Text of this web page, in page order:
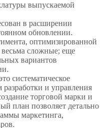
выпускаемой
в расширении
обновлении.
оптимизированной
сложные; еще
вариантов
систематическое
и управления
торговой марки и
план позволяет детально
маркетинга,